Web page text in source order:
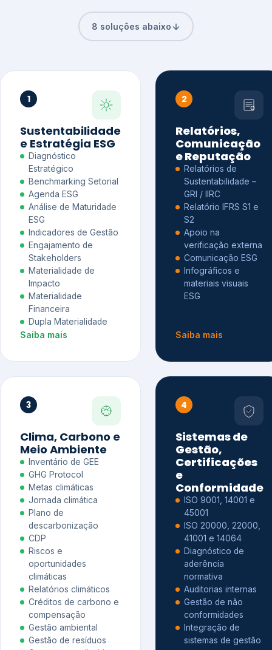
8 soluções abaixo
1
Sustentabilidade
e Estratégia ESG
Diagnóstico
Estratégico
Benchmarking Setorial
Agenda ESG
Análise de Maturidade
ESG
Indicadores de Gestão
Engajamento de
Stakeholders
Materialidade de
Impacto
Materialidade
Financeira
Dupla Materialidade
Saiba mais
2
Relatórios,
Comunicação
e Reputação
Relatórios de
Sustentabilidade –
GRI / IIRC
Relatório IFRS S1 e
S2
Apoio na
verificação externa
Comunicação ESG
Infográficos e
materiais visuais
ESG
Saiba mais
3
Clima, Carbono e
Meio Ambiente
Inventário de GEE
GHG Protocol
Metas climáticas
Jornada climática
Plano de
descarbonização
CDP
Riscos e
oportunidades
climáticas
Relatórios climáticos
Créditos de carbono e
compensação
Gestão ambiental
Gestão de resíduos
4
Sistemas de
Gestão,
Certificações
e
Conformidade
ISO 9001, 14001 e
45001
ISO 20000, 22000,
41001 e 14064
Diagnóstico de
aderência
normativa
Auditorias internas
Gestão de não
conformidades
Integração de
sistemas de gestão